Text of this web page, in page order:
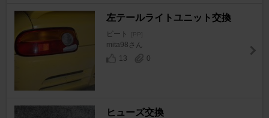
左テールライトユニット交換
ビート [PP]
mita98さん
13
0
ヒューズ交換